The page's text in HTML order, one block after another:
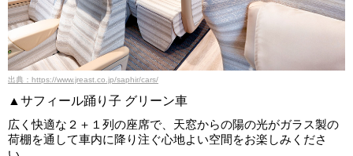
出典：https://www.jreast.co.jp/saphir/cars/
▲サフィール踊り子 グリーン車
広く快適な２＋１列の座席で、天窓からの陽の光がガラス製の
荷棚を通して車内に降り注ぐ心地よい空間をお楽しみくださ